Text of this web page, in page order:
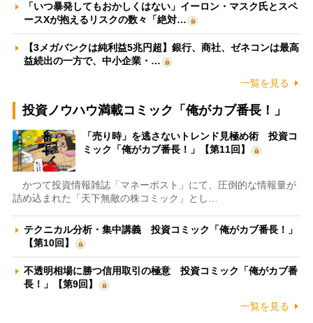
「いつ暴発してもおかしくはない」イーロン・マスク氏とスペ
ースXが抱えるリスクの数々「絶対…
【3メガバンクは純利益5兆円超】銀行、商社、ゼネコンは最高
益続出の一方で、中小企業・…
一覧を見る
投資ノウハウ満載コミック「俺がカブ番長！」
「売り時」を逃さないトレンド見極め術 投資コ
ミック「俺がカブ番長！」【第11回】
かつて投資情報雑誌「マネーポスト」にて、圧倒的な情報量が
詰め込まれた「天下無敵の株コミック」とし…
テクニカル分析・集中講義 投資コミック「俺がカブ番長！」
【第10回】
不透明相場に勝つ信用取引の極意 投資コミック「俺がカブ番
長！」【第9回】
一覧を見る